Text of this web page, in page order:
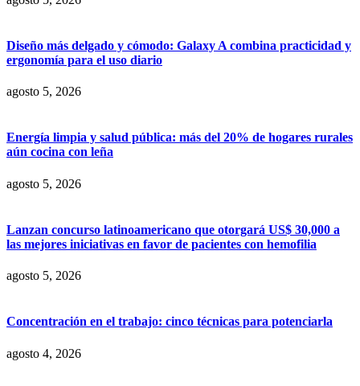
Diseño más delgado y cómodo: Galaxy A combina practicidad y
ergonomía para el uso diario
agosto 5, 2026
Energía limpia y salud pública: más del 20% de hogares rurales
aún cocina con leña
agosto 5, 2026
Lanzan concurso latinoamericano que otorgará US$ 30,000 a
las mejores iniciativas en favor de pacientes con hemofilia
agosto 5, 2026
Concentración en el trabajo: cinco técnicas para potenciarla
agosto 4, 2026